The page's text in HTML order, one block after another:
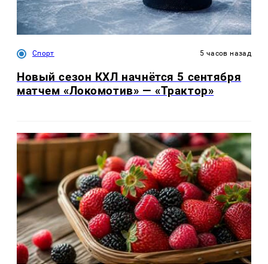
Спорт 5 часов назад
Новый сезон КХЛ начнётся 5 сентября
матчем «Локомотив» — «Трактор»